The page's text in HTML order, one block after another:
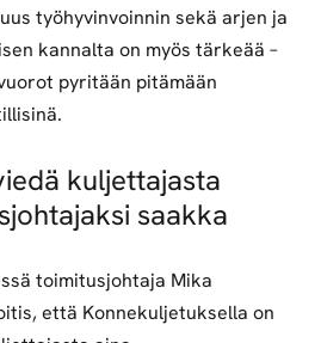
työhyvinvoinnin sekä arjen ja
kannalta on myös tärkeää –
pyritään pitämään
kuljettajasta
saakka
toimitusjohtaja Mika
että Konnekuljetuksella on